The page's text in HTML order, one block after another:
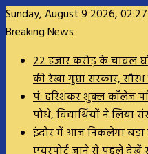
Sunday, August 9 2026,
Breaking News
22 हजार करोड़ के चावल
की रेखा गुप्ता सरकार, सौरभ
पं. हरिशंकर शुक्ल कॉलेज
पौधे, विद्यार्थियों ने
इंदौर में आज निकलेगा बड़ा